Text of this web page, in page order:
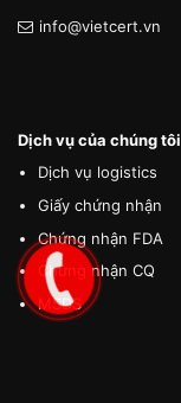
info@vietcert.vn
Dịch vụ của chúng tôi
Dịch vụ logistics
Giấy chứng nhận
Chứng nhận FDA
Chứng nhận CQ
MSDS